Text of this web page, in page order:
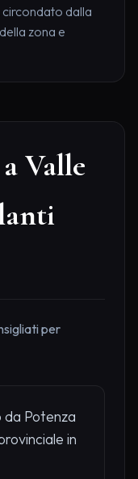
dalla
zona e
Valle
per
da Potenza
in